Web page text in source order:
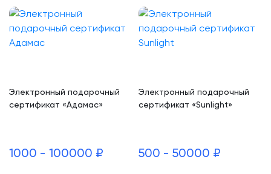
Электронный подарочный
сертификат «Адамас»
1000 - 100000 ₽
Электронный подарочный
сертификат «Sunlight»
500 - 50000 ₽